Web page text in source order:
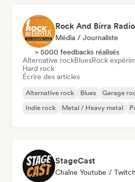
Rock And Birra Radio
Média / Journaliste
> 5000 feedbacks réalisés
Alternative rockBluesRock
Hard rock
Écrire des articles
Alternative rock Blues Garage
Indie rock
Metal / Heavy metal
StageCast